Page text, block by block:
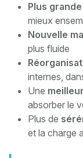
Plus
mieux
Nouvelle
plus fluide
internes,
Une
absorber le
Plus de
et la charge